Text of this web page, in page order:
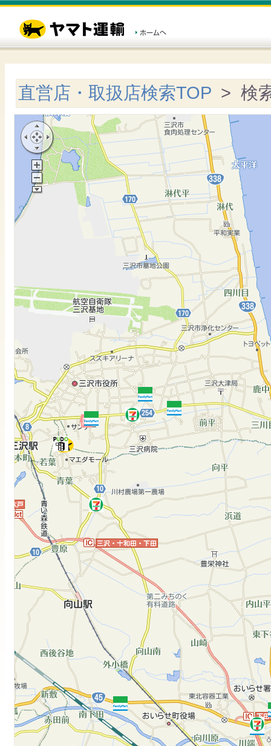
直営店・取扱店検索TOP > 検